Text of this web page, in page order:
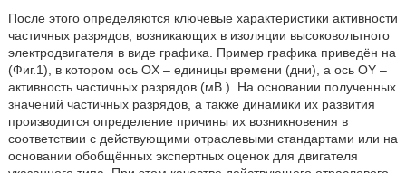
После этого определяются ключевые характеристики активности
частичных разрядов, возникающих в изоляции высоковольтного
электродвигателя в виде графика. Пример графика приведён на
(Фиг.1), в котором ось OX – единицы времени (дни), а ось OY –
активность частичных разрядов (мВ.). На основании полученных
значений частичных разрядов, а также динамики их развития
производится определение причины их возникновения в
соответствии с действующими отраслевыми стандартами или на
основании обобщённых экспертных оценок для двигателя